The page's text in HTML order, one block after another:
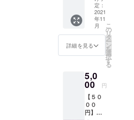
ルダー
チケッ
トは開
催日１
週間前
までに
ル ・読
谷村公
認キャ
ラク
ター
「よみ
とん」
ステッ
ハンド
タオル
＆キー
ホル
ダー
定：
2021
年11
月
詳細を見る
こ
の
リ
タ
ー
ン
を
選
択
す
る
5,0
00 円
【５０
００
円】